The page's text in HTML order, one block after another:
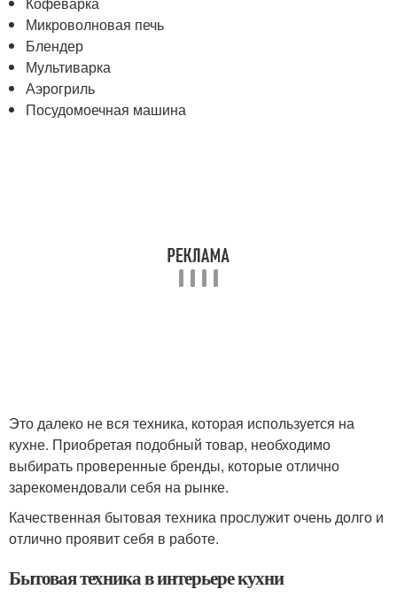
Микроволновая печь
Блендер
Мультиварка
Аэрогриль
Посудомоечная машина
Это далеко не вся техника, которая используется на
кухне. Приобретая подобный товар, необходимо
выбирать проверенные бренды, которые отлично
зарекомендовали себя на рынке.
Качественная бытовая техника прослужит очень долго и
отлично проявит себя в работе.
Бытовая техника в интерьере кухни